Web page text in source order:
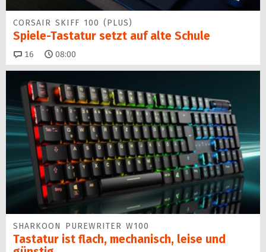
CORSAIR SKIFF 100 (PLUS)
Spiele-Tastatur setzt auf alte Schule
16 Kommentare
08:00
SHARKOON PUREWRITER W100
Tastatur ist flach, mechanisch, leise und